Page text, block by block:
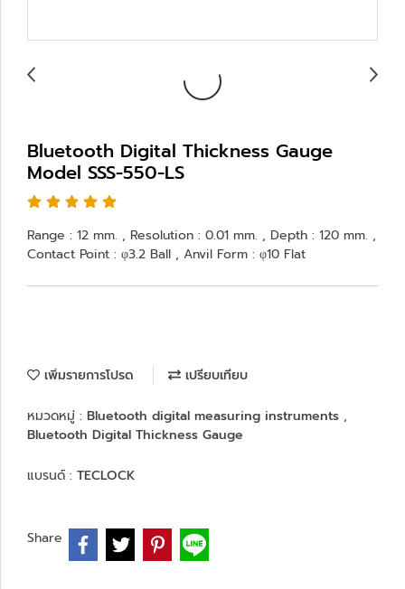
Bluetooth Digital Thickness Gauge
Model SSS-550-LS
Range : 12 mm. , Resolution : 0.01 mm. , Depth : 120 mm. ,
Contact Point : φ3.2 Ball , Anvil Form : φ10 Flat
เพิ่มรายการโปรด เปรียบเทียบ
หมวดหมู่ : Bluetooth digital measuring instruments ,
Bluetooth Digital Thickness Gauge
แบรนด์ : TECLOCK
Share